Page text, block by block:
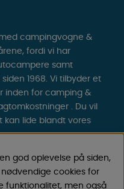
campingvogne &
fordi vi har
samt
1968. Vi tilbyder et
inden for camping &
. Du vil
kan lide blandt vores
for inspiration,
begynder
god oplevelse på siden,
nødvendige cookies for
funktionalitet, men også